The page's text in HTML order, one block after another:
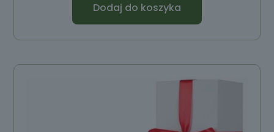
Dodaj do koszyka